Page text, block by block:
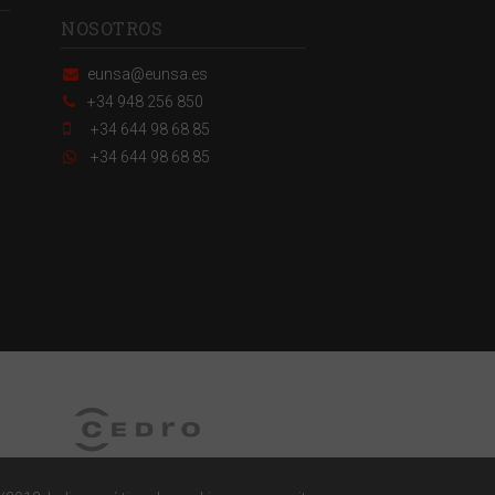
NOSOTROS
eunsa@eunsa.es
+34 948 256 850
+34 644 98 68 85
+34 644 98 68 85